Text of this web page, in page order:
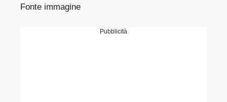
Fonte immagine
Pubblicità